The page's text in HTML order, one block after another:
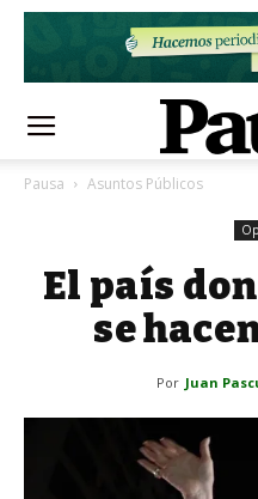
Pausa Asuntos Públicos
El país
se
Por Juan